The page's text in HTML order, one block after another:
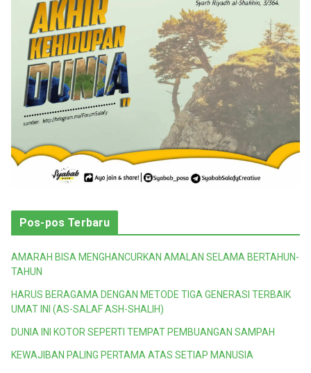
Pos-pos Terbaru
AMARAH BISA MENGHANCURKAN AMALAN SELAMA BERTAHUN-
TAHUN
HARUS BERAGAMA DENGAN METODE TIGA GENERASI TERBAIK
UMAT INI (AS-SALAF ASH-SHALIH)
DUNIA INI KOTOR SEPERTI TEMPAT PEMBUANGAN SAMPAH
KEWAJIBAN PALING PERTAMA ATAS SETIAP MANUSIA